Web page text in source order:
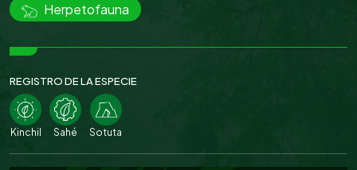
Herpetofauna
REGISTRO DE LA ESPECIE
Kinchil Sahé Sotuta